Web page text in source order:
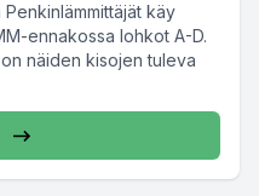
käy
ennakossa lohkot A-D.
näiden kisojen tuleva